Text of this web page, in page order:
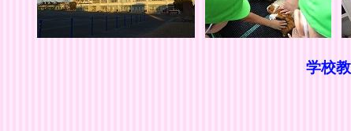
学校
思いやり
きたえ